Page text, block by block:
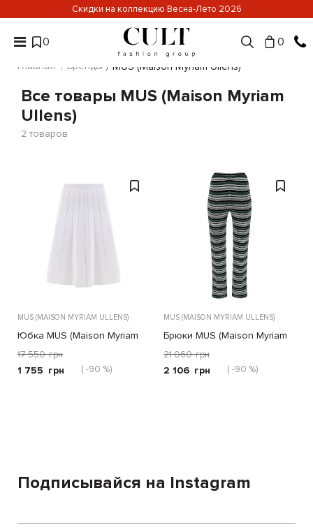
Скидки на коллекцию Весна-Лето 2026
0 0
Главная Бренды MUS (Maison Myriam Ullens)
Все товары MUS (Maison Myriam
Ullens)
2 товаров
MUS (MAISON MYRIAM ULLENS)
Юбка MUS (Maison Myriam
Ullens) белая
17 550 грн
1 755 грн ( -90 %)
MUS (MAISON MYRIAM ULLENS)
Брюки MUS (Maison Myriam
Ullens) зеленые
21 060 грн
2 106 грн ( -90 %)
Подписывайся на Instagram